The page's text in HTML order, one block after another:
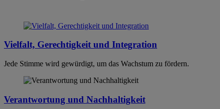
Vielfalt, Gerechtigkeit und Integration
Jede Stimme wird gewürdigt, um das Wachstum zu fördern.
Verantwortung und Nachhaltigkeit